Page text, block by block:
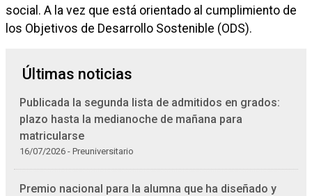
social. A la vez que está orientado al cumplimiento de
los Objetivos de Desarrollo Sostenible (ODS).
Últimas noticias
Publicada la segunda lista de admitidos en grados:
plazo hasta la medianoche de mañana para
matricularse
16/07/2026 - Preuniversitario
Premio nacional para la alumna que ha diseñado y